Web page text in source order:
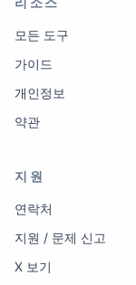
모든 도구
가이드
개인정보
약관
지원
연락처
지원 / 문제 신고
X 보기